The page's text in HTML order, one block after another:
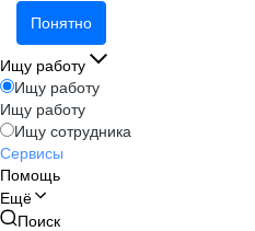
Понятно
Ищу работу
Ищу работу
Ищу работу
Ищу сотрудника
Сервисы
Помощь
Ещё
Поиск